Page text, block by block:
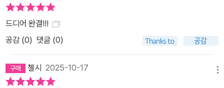
드디어 완결!!!
공감 (0) 댓글 (0)
첼시 2025-10-17